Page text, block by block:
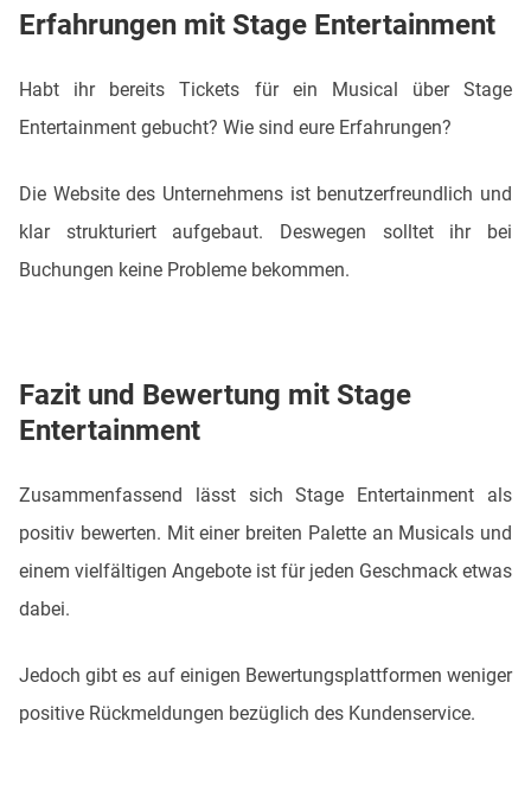
Erfahrungen mit Stage Entertainment
Habt ihr bereits Tickets für ein Musical über Stage
Entertainment gebucht? Wie sind eure Erfahrungen?
Die Website des Unternehmens ist benutzerfreundlich und
klar strukturiert aufgebaut. Deswegen solltet ihr bei
Buchungen keine Probleme bekommen.
Fazit und Bewertung mit Stage
Entertainment
Zusammenfassend lässt sich Stage Entertainment als
positiv bewerten. Mit einer breiten Palette an Musicals und
einem vielfältigen Angebote ist für jeden Geschmack etwas
dabei.
Jedoch gibt es auf einigen Bewertungsplattformen weniger
positive Rückmeldungen bezüglich des Kundenservice.